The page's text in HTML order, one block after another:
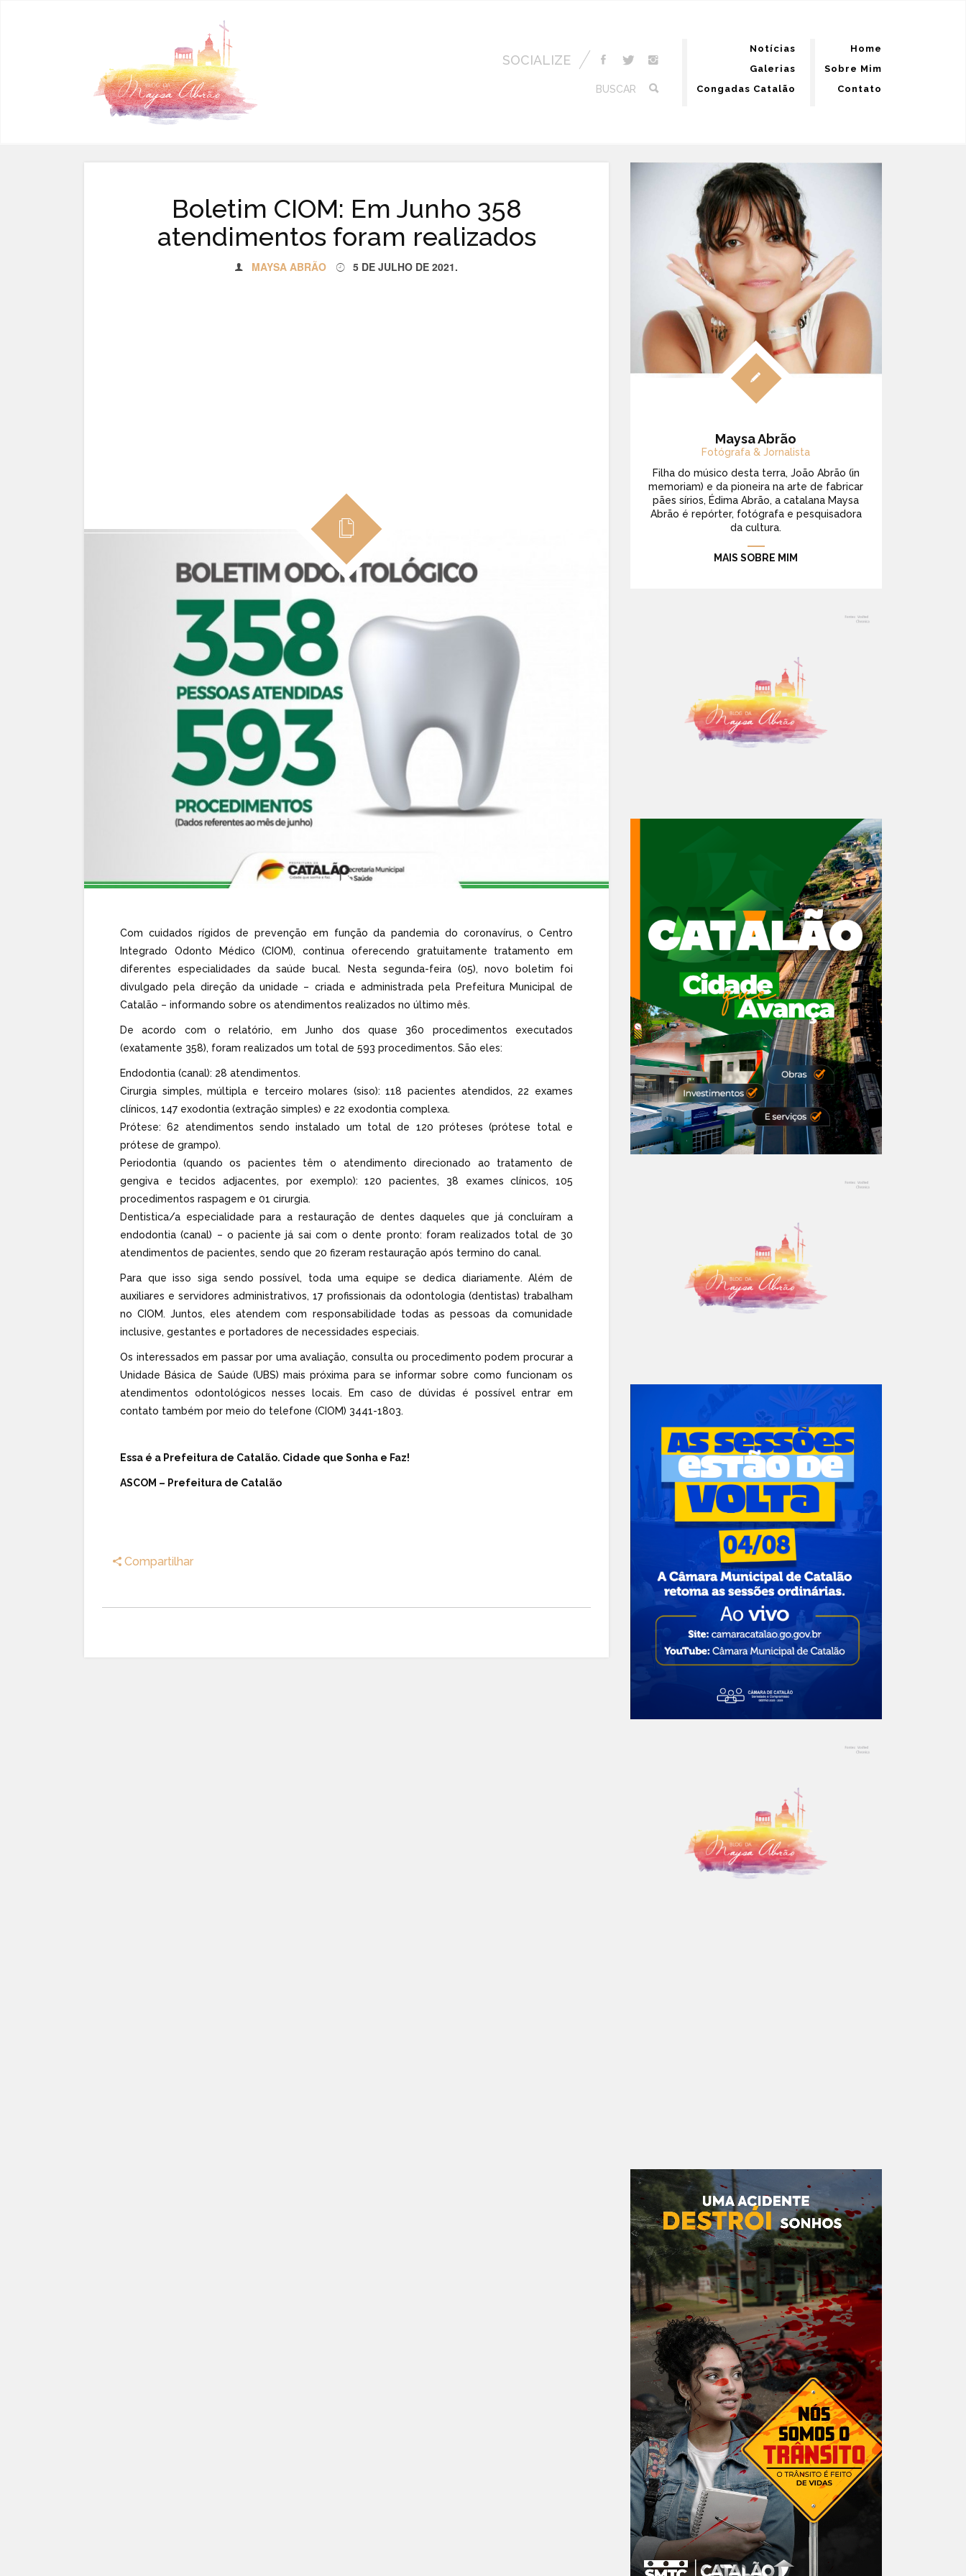
SOCIALIZE
BUSCAR
Notícias
Galerias
Congadas Catalão
Home
Sobre Mim
Contato
Boletim CIOM: Em Junho 358
atendimentos foram realizados
MAYSA ABRÃO 5 DE JULHO DE 2021.
Com cuidados rígidos de prevenção em função da pandemia do coronavírus, o Centro
Integrado Odonto Médico (CIOM), continua oferecendo gratuitamente tratamento em
diferentes especialidades da saúde bucal. Nesta segunda-feira (05), novo boletim foi
divulgado pela direção da unidade – criada e administrada pela Prefeitura Municipal de
Catalão – informando sobre os atendimentos realizados no último mês.
De acordo com o relatório, em Junho dos quase 360 procedimentos executados
(exatamente 358), foram realizados um total de 593 procedimentos. São eles:
Endodontia (canal): 28 atendimentos.
Cirurgia simples, múltipla e terceiro molares (siso): 118 pacientes atendidos, 22 exames
clínicos, 147 exodontia (extração simples) e 22 exodontia complexa.
Prótese: 62 atendimentos sendo instalado um total de 120 próteses (prótese total e
prótese de grampo).
Periodontia (quando os pacientes têm o atendimento direcionado ao tratamento de
gengiva e tecidos adjacentes, por exemplo): 120 pacientes, 38 exames clínicos, 105
procedimentos raspagem e 01 cirurgia.
Dentistica/a especialidade para a restauração de dentes daqueles que já concluíram a
endodontia (canal) – o paciente já sai com o dente pronto: foram realizados total de 30
atendimentos de pacientes, sendo que 20 fizeram restauração após termino do canal.
Para que isso siga sendo possível, toda uma equipe se dedica diariamente. Além de
auxiliares e servidores administrativos, 17 profissionais da odontologia (dentistas) trabalham
no CIOM. Juntos, eles atendem com responsabilidade todas as pessoas da comunidade
inclusive, gestantes e portadores de necessidades especiais.
Os interessados em passar por uma avaliação, consulta ou procedimento podem procurar a
Unidade Básica de Saúde (UBS) mais próxima para se informar sobre como funcionam os
atendimentos odontológicos nesses locais. Em caso de dúvidas é possível entrar em
contato também por meio do telefone (CIOM) 3441-1803.
Essa é a Prefeitura de Catalão. Cidade que Sonha e Faz!
ASCOM – Prefeitura de Catalão
Compartilhar
Maysa Abrão
Fotógrafa & Jornalista
Filha do músico desta terra, João Abrão (in
memoriam) e da pioneira na arte de fabricar
pães sírios, Édima Abrão, a catalana Maysa
Abrão é repórter, fotógrafa e pesquisadora
da cultura.
MAIS SOBRE MIM